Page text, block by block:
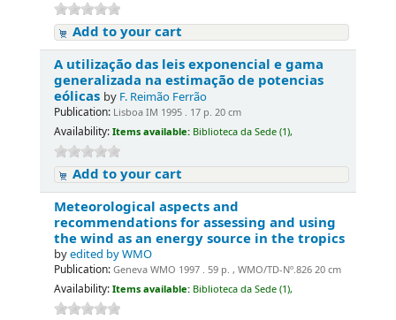
Add to your cart
A utilização das leis exponencial e gama
generalizada na estimação de potencias
eólicas by F. Reimão Ferrão
Publication: Lisboa IM 1995 . 17 p. 20 cm
Availability: Items available: Biblioteca da Sede (1),
Add to your cart
Meteorological aspects and
recommendations for assessing and using
the wind as an energy source in the tropics
byedited by WMO
Publication: Geneva WMO 1997 . 59 p. , WMO/TD-Nº.826 20 cm
Availability: Items available: Biblioteca da Sede (1),